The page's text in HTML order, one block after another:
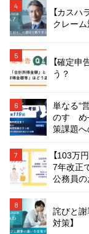
4
【カスハ
クレーム
5
【確定
う？
6
単なる“
のすゝ
策課題
7
【103万
7年改正
公務員
8
詫びと謝
対策】